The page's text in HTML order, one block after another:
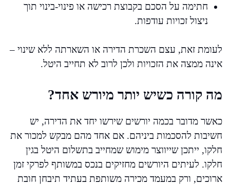
חתימה על הסכם בקבוצת רכישה או פינוי-בינוי תוך
ניצול זכויות עודפות.
לעומת זאת, עצם השכרת הדירה או השארתה ללא שינוי –
אינה ממצה את הזכויות ולכן לרוב לא תחייב היטל.
מה קורה כשיש יותר מיורש אחד?
כאשר מדובר בכמה יורשים שירשו יחד את הדירה, יש
חשיבות להסכמות ביניהם. אם אחד מהם מבקש למכור את
חלקו, ייתכן שייווצר מימוש שמחייב בתשלום היטל בגין
חלקו. לעיתים היורשים מחזיקים בנכס במשותף לפרקי זמן
ארוכים, ורק במעמד מכירה משותפת בעתיד תיבחן חובת